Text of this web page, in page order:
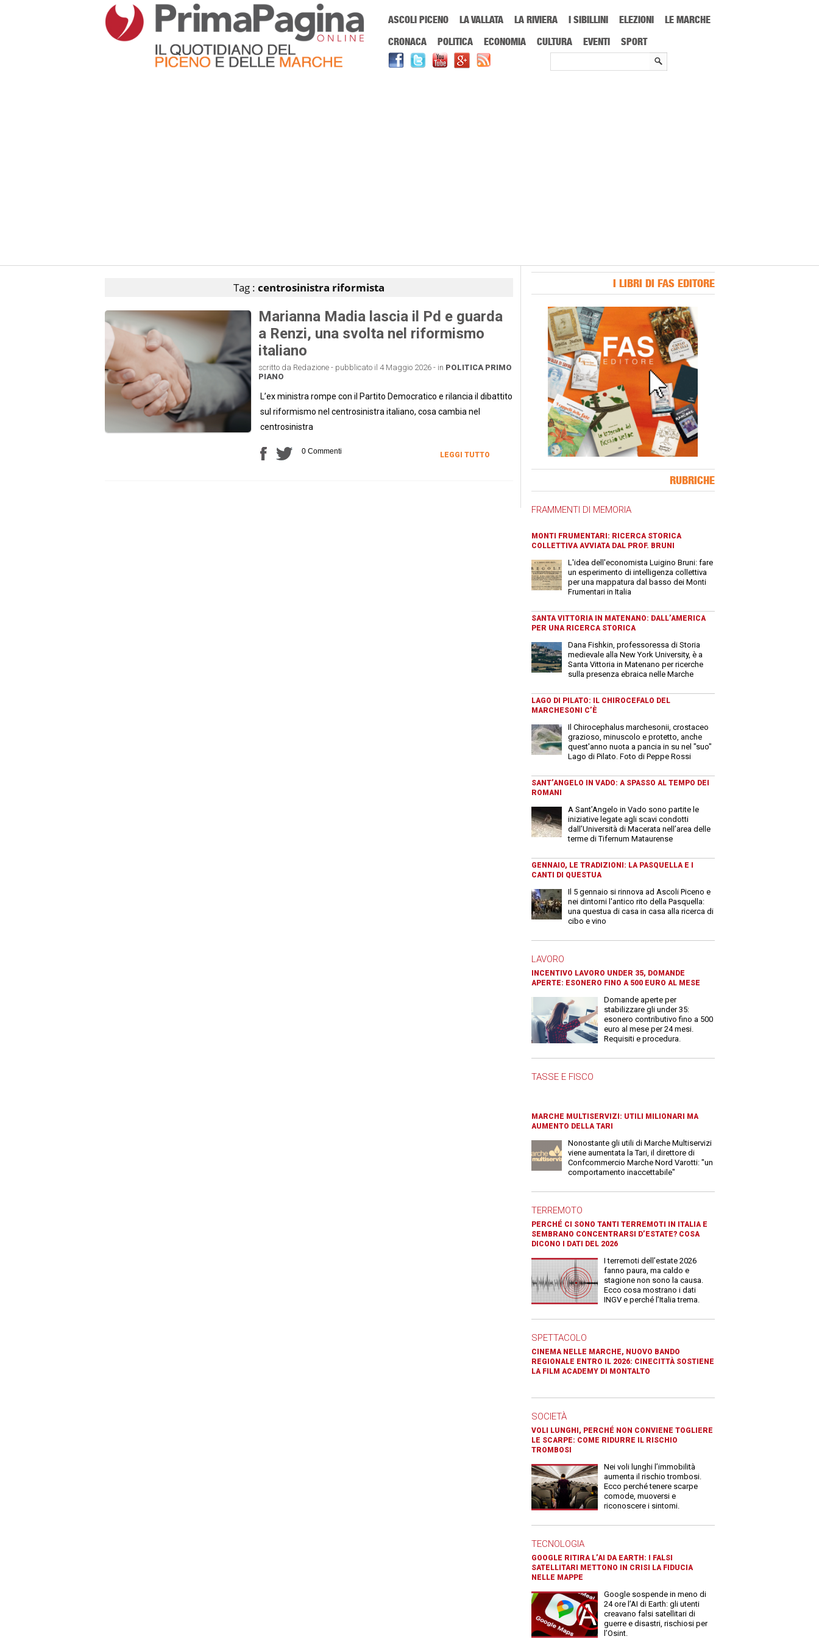
ASCOLI PICENO LA VALLATA LA RIVIERA I SIBILLINI ELEZIONI
LE MARCHE
CRONACA
POLITICA ECONOMIA CULTURA EVENTI SPORT
Tag : centrosinistra riformista
Marianna Madia lascia il Pd e guarda
a Renzi, una svolta nel riformismo
italiano
scritto da Redazione - pubblicato il 4 Maggio 2026 - in POLITICA PRIMO
PIANO
L’ex ministra rompe con il Partito Democratico e rilancia il dibattito
sul riformismo nel centrosinistra italiano, cosa cambia nel
centrosinistra
0 Commenti LEGGI TUTTO
I LIBRI DI FAS EDITORE
RUBRICHE
FRAMMENTI DI MEMORIA
MONTI FRUMENTARI: RICERCA STORICA
COLLETTIVA AVVIATA DAL PROF. BRUNI
L'idea dell'economista Luigino Bruni: fare
un esperimento di intelligenza collettiva
per una mappatura dal basso dei Monti
Frumentari in Italia
SANTA VITTORIA IN MATENANO: DALL’AMERICA
PER UNA RICERCA STORICA
Dana Fishkin, professoressa di Storia
medievale alla New York University, è a
Santa Vittoria in Matenano per ricerche
sulla presenza ebraica nelle Marche
LAGO DI PILATO: IL CHIROCEFALO DEL
MARCHESONI C’È
Il Chirocephalus marchesonii, crostaceo
grazioso, minuscolo e protetto, anche
quest'anno nuota a pancia in su nel "suo"
Lago di Pilato. Foto di Peppe Rossi
SANT’ANGELO IN VADO: A SPASSO AL TEMPO DEI
ROMANI
A Sant’Angelo in Vado sono partite le
iniziative legate agli scavi condotti
dall’Università di Macerata nell’area delle
terme di Tifernum Mataurense
GENNAIO, LE TRADIZIONI: LA PASQUELLA E I
CANTI DI QUESTUA
Il 5 gennaio si rinnova ad Ascoli Piceno e
nei dintorni l'antico rito della Pasquella:
una questua di casa in casa alla ricerca di
cibo e vino
LAVORO
INCENTIVO LAVORO UNDER 35, DOMANDE
APERTE: ESONERO FINO A 500 EURO AL MESE
Domande aperte per
stabilizzare gli under 35:
esonero contributivo fino a 500
euro al mese per 24 mesi.
Requisiti e procedura.
TASSE E FISCO
MARCHE MULTISERVIZI: UTILI MILIONARI MA
AUMENTO DELLA TARI
Nonostante gli utili di Marche Multiservizi
viene aumentata la Tari, il direttore di
Confcommercio Marche Nord Varotti: "un
comportamento inaccettabile"
TERREMOTO
PERCHÉ CI SONO TANTI TERREMOTI IN ITALIA E
SEMBRANO CONCENTRARSI D’ESTATE? COSA
DICONO I DATI DEL 2026
I terremoti dell’estate 2026
fanno paura, ma caldo e
stagione non sono la causa.
Ecco cosa mostrano i dati
INGV e perché l’Italia trema.
SPETTACOLO
CINEMA NELLE MARCHE, NUOVO BANDO
REGIONALE ENTRO IL 2026: CINECITTÀ SOSTIENE
LA FILM ACADEMY DI MONTALTO
SOCIETÀ
VOLI LUNGHI, PERCHÉ NON CONVIENE TOGLIERE
LE SCARPE: COME RIDURRE IL RISCHIO
TROMBOSI
Nei voli lunghi l’immobilità
aumenta il rischio trombosi.
Ecco perché tenere scarpe
comode, muoversi e
riconoscere i sintomi.
TECNOLOGIA
GOOGLE RITIRA L’AI DA EARTH: I FALSI
SATELLITARI METTONO IN CRISI LA FIDUCIA
NELLE MAPPE
Google sospende in meno di
24 ore l’AI di Earth: gli utenti
creavano falsi satellitari di
guerre e disastri, rischiosi per
l’Osint.